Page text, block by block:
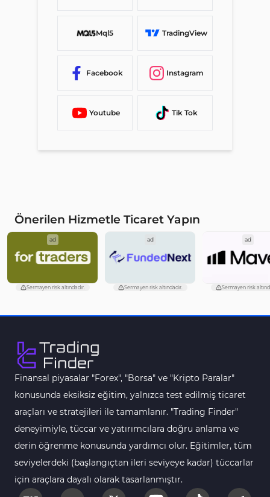
Mql5 TradingView
Facebook Instagram
Youtube Tik Tok
Önerilen Hizmetle Ticaret Yapın
ad
Sermayen risk altındadır.
ad
Sermayen risk altındadır.
ad
Sermayen risk
Finansal piyasalar "Forex", "Borsa" ve "Kripto Paralar"
konusunda eksiksiz eğitim, yalnızca test edilmiş ticaret
araçları ve stratejileri ile tamamlanır. "Trading Finder"
deneyimiyle, tüccar ve yatırımcılara doğru anlama ve
derin öğrenme konusunda yardımcı olur. Eğitimler, tüm
seviyelerdeki (başlangıçtan ileri seviyeye kadar) tüccarlar
için araçlara dayalı olarak tasarlanmıştır.